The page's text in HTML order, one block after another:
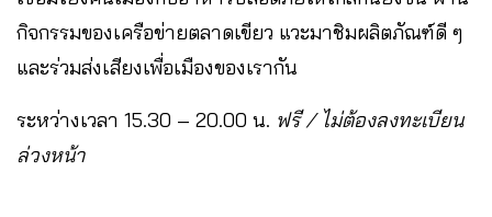
กิจกรรมของเครือข่ายตลาดเขียว แวะมาชิมผลิตภัณฑ์ดี ๆ
และร่วมส่งเสียงเพื่อเมืองของเรากัน
ระหว่างเวลา 15.30 – 20.00 น. ฟรี / ไม่ต้องลงทะเบียน
ล่วงหน้า